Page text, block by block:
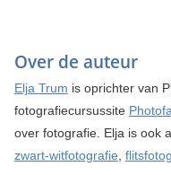
Over de auteur
Elja Trum is oprichter van
fotografiecursussite
over fotografie. Elja is ook
zwart-witfotografie,